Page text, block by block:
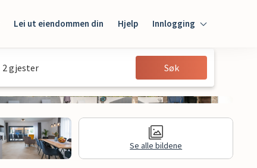
Lei ut eiendommen din Hjelp Innlogging
Innlogging
Gjest
2 gjester Søk
Se alle bildene